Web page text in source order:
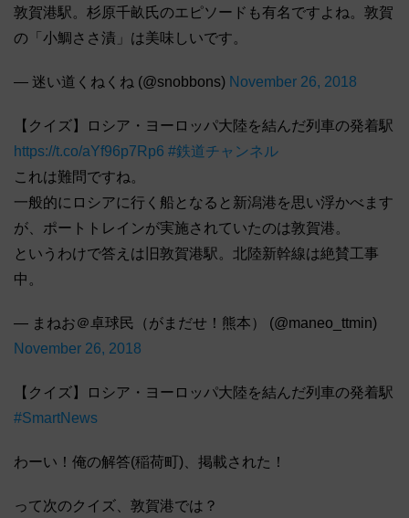
敦賀港駅。杉原千畝氏のエピソードも有名ですよね。敦賀
の「小鯛ささ漬」は美味しいです。
— 迷い道くねくね (@snobbons) November 26, 2018
【クイズ】ロシア・ヨーロッパ大陸を結んだ列車の発着駅
https://t.co/aYf96p7Rp6 #鉄道チャンネル
これは難問ですね。
一般的にロシアに行く船となると新潟港を思い浮かべます
が、ポートトレインが実施されていたのは敦賀港。
というわけで答えは旧敦賀港駅。北陸新幹線は絶賛工事
中。
— まねお＠卓球民（がまだせ！熊本） (@maneo_ttmin)
November 26, 2018
【クイズ】ロシア・ヨーロッパ大陸を結んだ列車の発着駅
#SmartNews
わーい！俺の解答(稲荷町)、掲載された！
って次のクイズ、敦賀港では？